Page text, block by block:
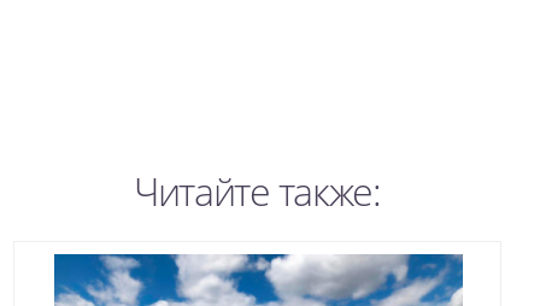
Читайте также: